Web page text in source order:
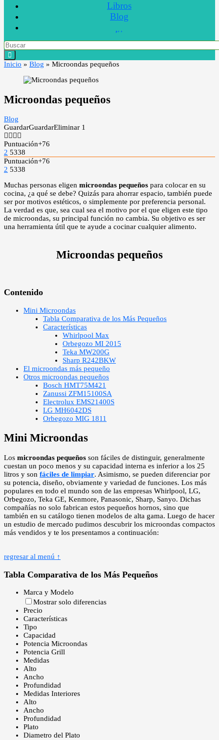
Libros
Blog
Inicio » Blog » Microondas pequeños
Microondas pequeños
Blog
GuardarGuardarEliminar 1
Puntuación+76
2 5338
Puntuación+76
2 5338
Muchas personas eligen microondas pequeños para colocar en su
cocina, ¿a qué se debe? Quizás para ahorrar espacio, también puede
ser por motivos estéticos, o simplemente por preferencia personal.
La verdad es que, sea cual sea el motivo por el que eligen este tipo
de microondas, su principal función no cambia. Su objetivo es ser
una herramienta útil que te ayude a cocinar cualquier alimento.
Microondas pequeños
Contenido
Mini Microondas
Tabla Comparativa de los Más Pequeños
Características
Whirlpool Max
Orbegozo MI 2015
Teka MW200G
Sharp R242BKW
El microondas más pequeño
Otros microondas pequeños
Bosch HMT75M421
Zanussi ZFM15100SA
Electrolux EMS21400S
LG MH6042DS
Orbegozo MIG 1811
Mini Microondas
Los microondas pequeños son fáciles de distinguir, generalmente
cuestan un poco menos y su capacidad interna es inferior a los 25
litros y son fáciles de limpiar. Asimismo, se pueden diferenciar por
su potencia, diseño, obviamente y variedad de funciones. Los más
populares en todo el mundo son de las empresas Whirlpool, LG,
Orbegozo, Teka GE, Kenmore, Panasonic, Sharp, Sanyo. Dichas
compañías no solo fabrican estos pequeños hornos, sino que
también en su catálogo tienen modelos de alta gama. Luego de hacer
un estudio de mercado pudimos descubrir los microondas compactos
más vendidos y te los presentamos a continuación:
regresar al menú ↑
Tabla Comparativa de los Más Pequeños
Marca y Modelo
Mostrar solo diferencias
Precio
Características
Tipo
Capacidad
Potencia Microondas
Potencia Grill
Medidas
Alto
Ancho
Profundidad
Medidas Interiores
Alto
Ancho
Profundidad
Plato
Diametro del Plato